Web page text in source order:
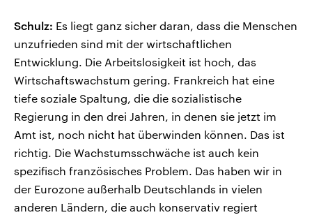
Schulz: Es liegt ganz sicher daran, dass die Menschen
unzufrieden sind mit der wirtschaftlichen
Entwicklung. Die Arbeitslosigkeit ist hoch, das
Wirtschaftswachstum gering. Frankreich hat eine
tiefe soziale Spaltung, die die sozialistische
Regierung in den drei Jahren, in denen sie jetzt im
Amt ist, noch nicht hat überwinden können. Das ist
richtig. Die Wachstumsschwäche ist auch kein
spezifisch französisches Problem. Das haben wir in
der Eurozone außerhalb Deutschlands in vielen
anderen Ländern, die auch konservativ regiert